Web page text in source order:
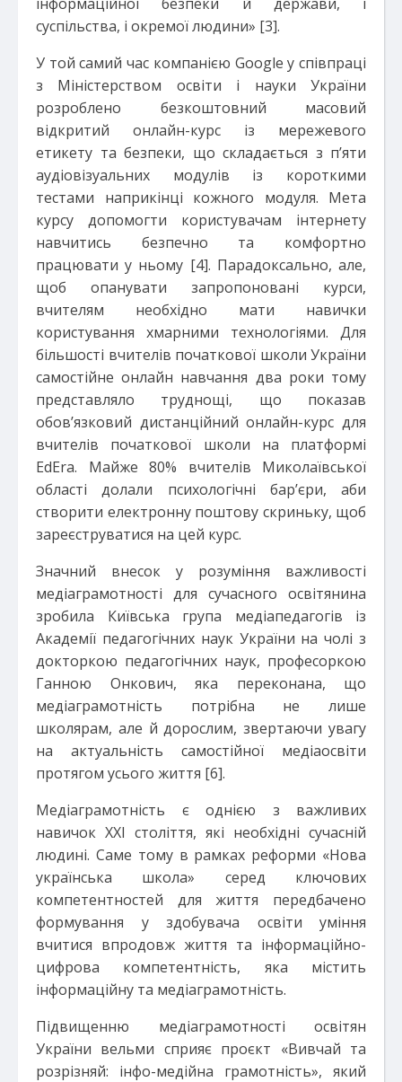
суспільства, і окремої людини» [3].
У той самий час компанією Google у співпраці
з Міністерством освіти і науки України
розроблено безкоштовний масовий
відкритий онлайн-курс із мережевого
етикету та безпеки, що складається з п’яти
аудіовізуальних модулів із короткими
тестами наприкінці кожного модуля. Мета
курсу допомогти користувачам інтернету
навчитись безпечно та комфортно
працювати у ньому [4]. Парадоксально, але,
щоб опанувати запропоновані курси,
вчителям необхідно мати навички
користування хмарними технологіями. Для
більшості вчителів початкової школи України
самостійне онлайн навчання два роки тому
представляло труднощі, що показав
обов’язковий дистанційний онлайн-курс для
вчителів початкової школи на платформі
EdEra. Майже 80% вчителів Миколаївської
області долали психологічні бар’єри, аби
створити електронну поштову скриньку, щоб
зареєструватися на цей курс.
Значний внесок у розуміння важливості
медіаграмотності для сучасного освітянина
зробила Київська група медіапедагогів із
Академії педагогічних наук України на чолі з
докторкою педагогічних наук, професоркою
Ганною Онкович, яка переконана, що
медіаграмотність потрібна не лише
школярам, але й дорослим, звертаючи увагу
на актуальність самостійної медіаосвіти
протягом усього життя [6].
Медіаграмотність є однією з важливих
навичок ХХІ століття, які необхідні сучасній
людині. Саме тому в рамках реформи «Нова
українська школа» серед ключових
компетентностей для життя передбачено
формування у здобувача освіти уміння
вчитися впродовж життя та інформаційно-
цифрова компетентність, яка містить
інформаційну та медіаграмотність.
Підвищенню медіаграмотності освітян
України вельми сприяє проєкт «Вивчай та
розрізняй: інфо-медійна грамотність», який